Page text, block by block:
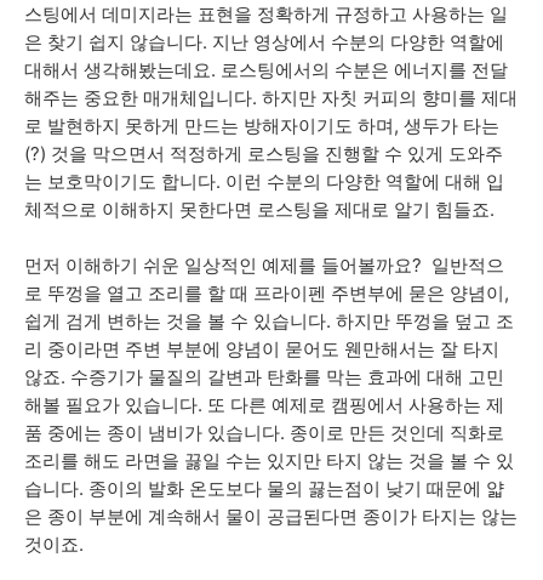
스팅에서 데미지라는 표현을 정확하게 규정하고 사용하는 일
은 찾기 쉽지 않습니다. 지난 영상에서 수분의 다양한 역할에
대해서 생각해봤는데요. 로스팅에서의 수분은 에너지를 전달
해주는 중요한 매개체입니다. 하지만 자칫 커피의 향미를 제대
로 발현하지 못하게 만드는 방해자이기도 하며, 생두가 타는
(?) 것을 막으면서 적정하게 로스팅을 진행할 수 있게 도와주
는 보호막이기도 합니다. 이런 수분의 다양한 역할에 대해 입
체적으로 이해하지 못한다면 로스팅을 제대로 알기 힘들죠.
먼저 이해하기 쉬운 일상적인 예제를 들어볼까요? 일반적으
로 뚜껑을 열고 조리를 할 때 프라이펜 주변부에 묻은 양념이,
쉽게 검게 변하는 것을 볼 수 있습니다. 하지만 뚜껑을 덮고 조
리 중이라면 주변 부분에 양념이 묻어도 웬만해서는 잘 타지
않죠. 수증기가 물질의 갈변과 탄화를 막는 효과에 대해 고민
해볼 필요가 있습니다. 또 다른 예제로 캠핑에서 사용하는 제
품 중에는 종이 냄비가 있습니다. 종이로 만든 것인데 직화로
조리를 해도 라면을 끓일 수는 있지만 타지 않는 것을 볼 수 있
습니다. 종이의 발화 온도보다 물의 끓는점이 낮기 때문에 얇
은 종이 부분에 계속해서 물이 공급된다면 종이가 타지는 않는
것이죠.